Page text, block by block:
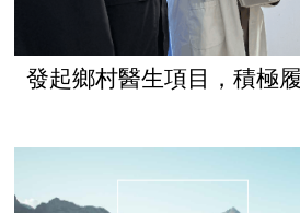
發起鄉村醫生項目，積極